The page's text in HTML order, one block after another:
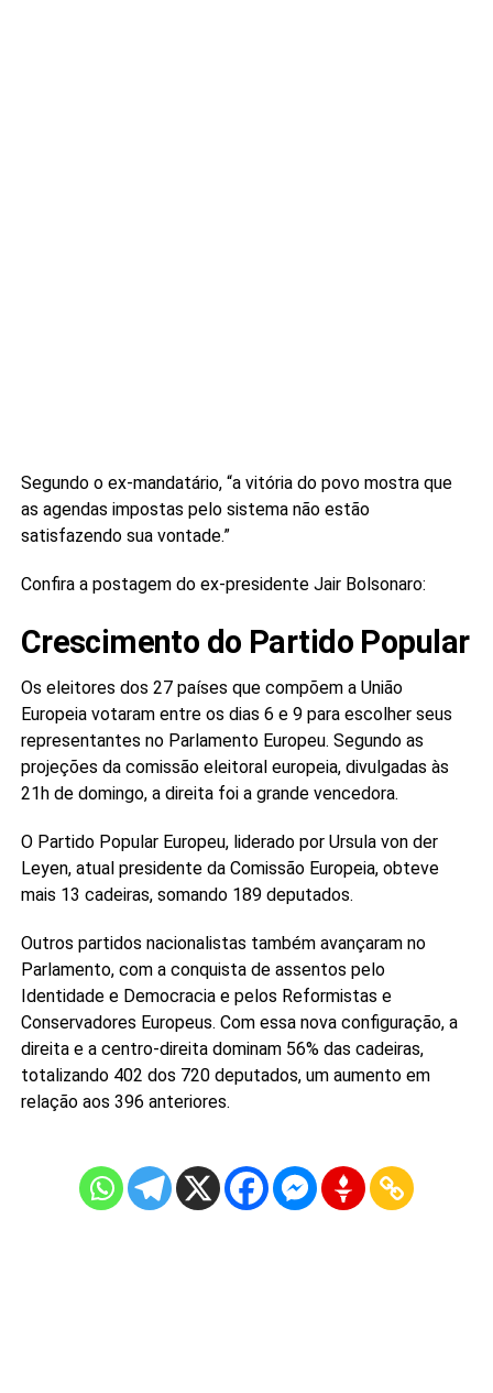
Segundo o ex-mandatário, “a vitória do povo mostra que
as agendas impostas pelo sistema não estão
satisfazendo sua vontade.”
Confira a postagem do ex-presidente Jair Bolsonaro:
Crescimento do Partido Popular
Os eleitores dos 27 países que compõem a União
Europeia votaram entre os dias 6 e 9 para escolher seus
representantes no Parlamento Europeu. Segundo as
projeções da comissão eleitoral europeia, divulgadas às
21h de domingo, a direita foi a grande vencedora.
O Partido Popular Europeu, liderado por Ursula von der
Leyen, atual presidente da Comissão Europeia, obteve
mais 13 cadeiras, somando 189 deputados.
Outros partidos nacionalistas também avançaram no
Parlamento, com a conquista de assentos pelo
Identidade e Democracia e pelos Reformistas e
Conservadores Europeus. Com essa nova configuração, a
direita e a centro-direita dominam 56% das cadeiras,
totalizando 402 dos 720 deputados, um aumento em
relação aos 396 anteriores.